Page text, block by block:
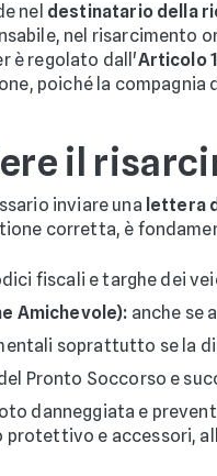
nel destinatario della
nel risarcimento
è regolato dall'Articolo
poiché la
il
inviare una lettera
corretta, è
fiscali e targhe dei
Amichevole): anche se
soprattutto se la
Pronto Soccorso e
danneggiata e
protettivo e accessori,